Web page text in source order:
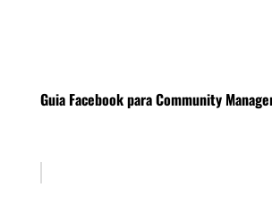
Guia Facebook para Community